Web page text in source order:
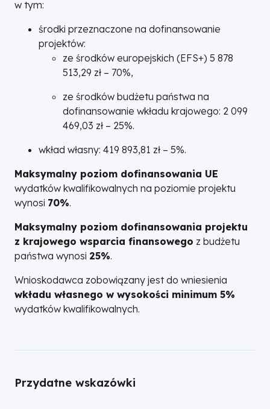
w tym:
środki przeznaczone na dofinansowanie
projektów:
ze środków europejskich (EFS+) 5 878
513,29 zł – 70%,
ze środków budżetu państwa na
dofinansowanie wkładu krajowego: 2 099
469,03 zł – 25%.
wkład własny: 419 893,81 zł – 5%.
Maksymalny poziom dofinansowania UE
wydatków kwalifikowalnych na poziomie projektu
wynosi 70%.
Maksymalny poziom dofinansowania projektu
z krajowego wsparcia finansowego z budżetu
państwa wynosi 25%.
Wnioskodawca zobowiązany jest do wniesienia
wkładu własnego w wysokości minimum 5%
wydatków kwalifikowalnych.
Przydatne wskazówki